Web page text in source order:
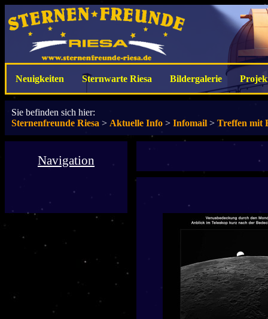
Neuigkeiten Sternwarte Riesa Bildergalerie
Sie befinden sich hier:
Sternenfreunde Riesa > Aktuelle Info > Infomail > Treffen mit
Navigation